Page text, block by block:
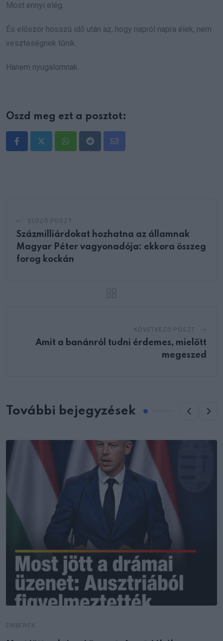
Most ennyi elég.
És először hosszú idő után az, hogy napról napra élek, nem
veszteségnek tűnik.
Hanem nyugalomnak.
Oszd meg ezt a posztot:
WhatsappRedditShare
Százmilliárdokat hozhatna az államnak
Magyar Péter vagyonadója: ekkora összeg
forog kockán
Amit a banánról tudni érdemes, mielőtt
megeszed
További bejegyzések